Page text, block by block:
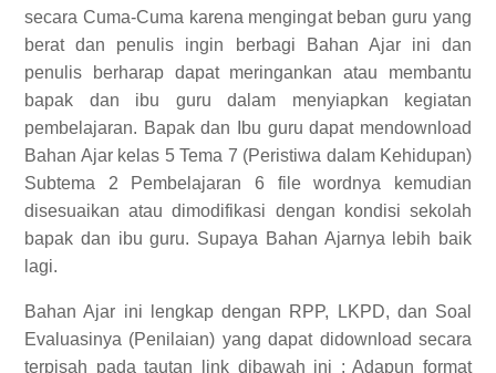
secara Cuma-Cuma karena mengingat beban guru yang
berat dan penulis ingin berbagi Bahan Ajar ini dan
penulis berharap dapat meringankan atau membantu
bapak dan ibu guru dalam menyiapkan kegiatan
pembelajaran. Bapak dan Ibu guru dapat mendownload
Bahan Ajar kelas 5 Tema 7 (Peristiwa dalam Kehidupan)
Subtema 2 Pembelajaran 6 file wordnya kemudian
disesuaikan atau dimodifikasi dengan kondisi sekolah
bapak dan ibu guru. Supaya Bahan Ajarnya lebih baik
lagi.
Bahan Ajar ini lengkap dengan RPP, LKPD, dan Soal
Evaluasinya (Penilaian) yang dapat didownload secara
terpisah pada tautan link dibawah ini :Adapun format